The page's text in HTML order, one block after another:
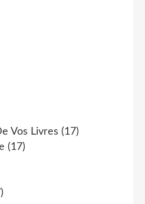
Vos Livres (17)
(17)